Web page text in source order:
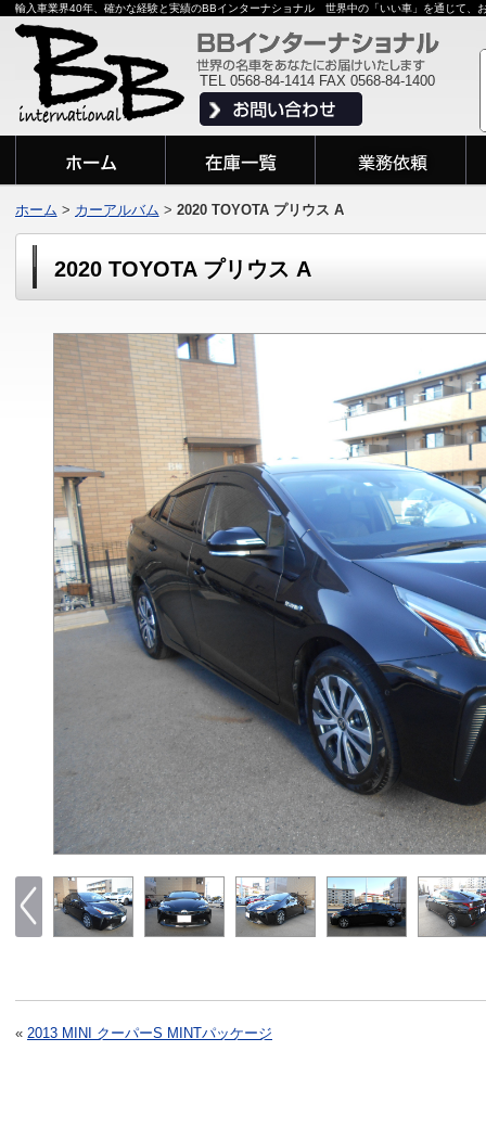
輸入車業界40年、確かな経験と実績のBBインターナショナル 世界中の「いい車」を通じて、
TEL 0568-84-1414 FAX 0568-84-1400
2020 TOYOTA プリウス A
« 2013 MINI クーパーS MINTパッケージ
ホーム > カーアルバム > 2020 TOYOTA プリウス A